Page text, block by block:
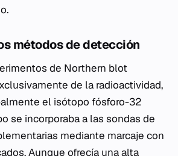
métodos de detección
de Northern blot
de la radioactividad,
el isótopo fósforo-32
se incorporaba a las sondas de
mediante marcaje con
Aunque ofrecía una alta